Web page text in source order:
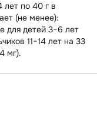
лет по 40 г в
(не менее):
для детей 3−6 лет
11−14 лет на 33
мг).